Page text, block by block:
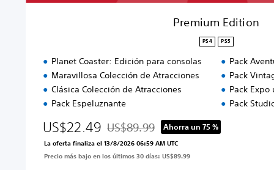
Premium Edition
PS4 PS5
Planet Coaster: Edición para consolas
Maravillosa Colección de Atracciones
Clásica Colección de Atracciones
Pack Espeluznante
Pack
Pack
Pack Expo
Pack
US$22.49 Rebajado del precio original de US$89.99
US$89.99 Ahorra un 75 %
La oferta finaliza el 13/8/2026 06:59 AM UTC
Precio más bajo en los últimos 30 días: US$89.99